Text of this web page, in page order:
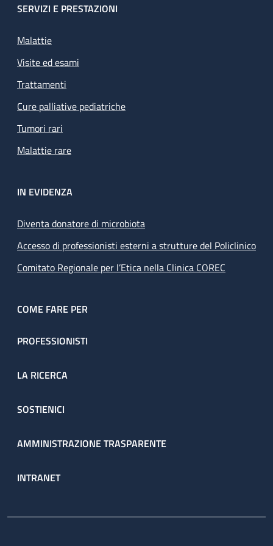
SERVIZI E PRESTAZIONI
Malattie
Visite ed esami
Trattamenti
Cure palliative pediatriche
Tumori rari
Malattie rare
IN EVIDENZA
Diventa donatore di microbiota
Accesso di professionisti esterni a strutture del Policlinico
Comitato Regionale per l’Etica nella Clinica COREC
COME FARE PER
PROFESSIONISTI
LA RICERCA
SOSTIENICI
AMMINISTRAZIONE TRASPARENTE
INTRANET